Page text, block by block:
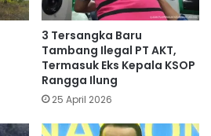
3 Tersangka Baru
Tambang Ilegal PT AKT,
Termasuk Eks Kepala KSOP
Rangga Ilung
25 April 2026